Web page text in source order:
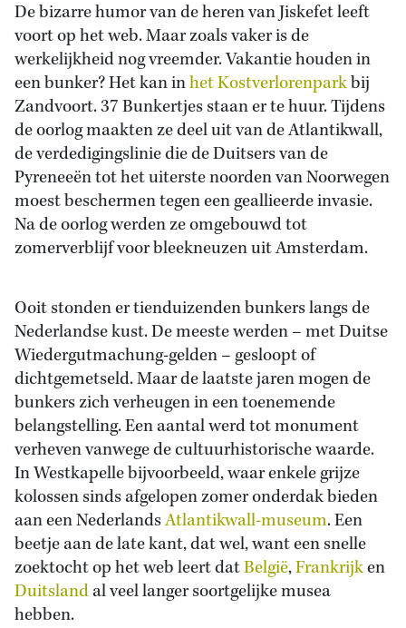
De bizarre humor van de heren van Jiskefet leeft
voort op het web. Maar zoals vaker is de
werkelijkheid nog vreemder. Vakantie houden in
een bunker? Het kan inhet Kostverlorenparkbij
Zandvoort. 37 Bunkertjes staan er te huur. Tijdens
de oorlog maakten ze deel uit van de Atlantikwall,
de verdedigingslinie die de Duitsers van de
Pyreneeën tot het uiterste noorden van Noorwegen
moest beschermen tegen een geallieerde invasie.
Na de oorlog werden ze omgebouwd tot
zomerverblijf voor bleekneuzen uit Amsterdam.
Ooit stonden er tienduizenden bunkers langs de
Nederlandse kust. De meeste werden – met Duitse
Wiedergutmachung-gelden – gesloopt of
dichtgemetseld. Maar de laatste jaren mogen de
bunkers zich verheugen in een toenemende
belangstelling. Een aantal werd tot monument
verheven vanwege de cultuurhistorische waarde.
In Westkapelle bijvoorbeeld, waar enkele grijze
kolossen sinds afgelopen zomer onderdak bieden
aan een NederlandsAtlantikwall-museum. Een
beetje aan de late kant, dat wel, want een snelle
zoektocht op het web leert datBelgië,Frankrijken
Duitslandal veel langer soortgelijke musea
hebben.